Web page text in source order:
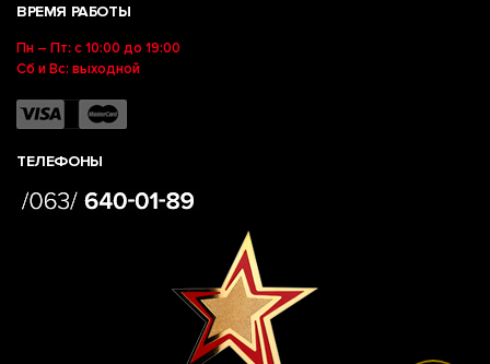
ВРЕМЯ РАБОТЫ
Пн – Пт: с 10:00 до 19:00
Сб и Вс: выходной
ТЕЛЕФОНЫ